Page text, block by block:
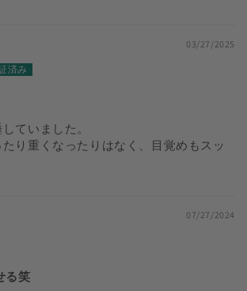
03/27/2025
ていました。
り重くなったりはなく、目覚めもスッ
07/27/2024
る笑